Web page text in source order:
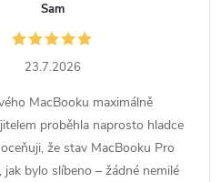
Sam
23.7.2026
MacBooku maximálně
proběhla naprosto hladce
že stav MacBooku Pro
bylo slíbeno – žádné nemilé